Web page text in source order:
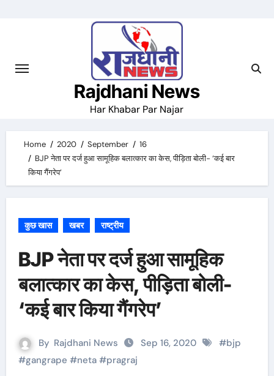
Rajdhani News
Har Khabar Par Najar
Home 2020 September
16
BJP नेता पर दर्ज हुआ सामूहिक बलात्कार का केस, पीड़िता बोली- ‘कई बार
किया गैंगरेप’
कुछ खास खबर राष्ट्रीय
BJP नेता पर दर्ज हुआ सामूहिक
बलात्कार का केस, पीड़िता बोली-
‘कई बार किया गैंगरेप’
By Rajdhani News Sep 16, 2020 #bjp
#gangrape #neta#pragraj